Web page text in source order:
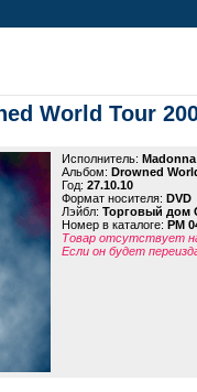
World Tour
Исполнитель: Madonna
Альбом: Drowned
Год: 27.10.10
Формат носителя: DVD
Лэйбл: Торговый дом
Номер в каталоге: PM
Товар отсутствует
Если он будет